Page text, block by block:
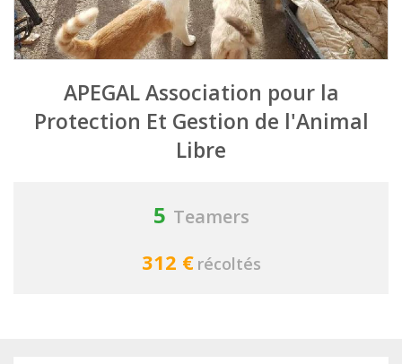
APEGAL Association pour la
Protection Et Gestion de l'Animal
Libre
5 Teamers
312 € récoltés